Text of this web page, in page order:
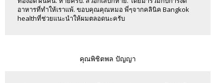
อาหารที่ทำให้เราแพ้. ขอบคุณคุณหมอ พี่ๆจากคลินิค Bangkok
healthที่ช่วยแนะนำให้ผมตลอดนะครับ
คุณพิชิตพล ปัญญา